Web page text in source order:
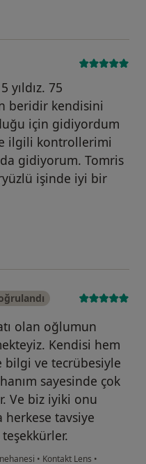
yıldız. 75
beridir kendisini
için gidiyordum
ilgili kontrollerimi
gidiyorum. Tomris
işinde iyi bir
s.....
olan oğlumun
Kendisi hem
ve tecrübesiyle
sayesinde çok
Ve biz iyiki onu
herkese tavsiye
• Kontakt Lens •